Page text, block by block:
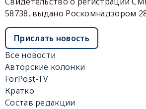
58738, выдано Роскомнадзором
Прислать новость
Все новости
Авторские колонки
ForPost-TV
Кратко
Состав редакции